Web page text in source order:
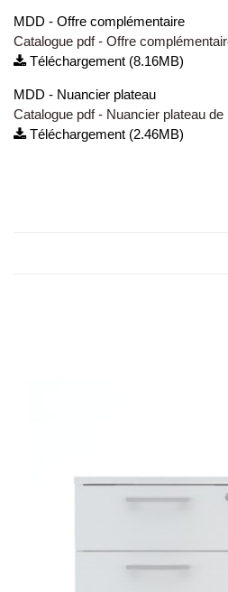
MDD - Offre complémentaire
Catalogue pdf - Offre
Téléchargement (8.16MB)
MDD - Nuancier plateau
Catalogue pdf - Nuancier plateau de
Téléchargement (2.46MB)